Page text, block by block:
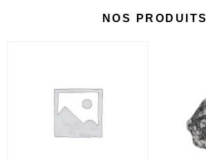
NOS PRODUITS